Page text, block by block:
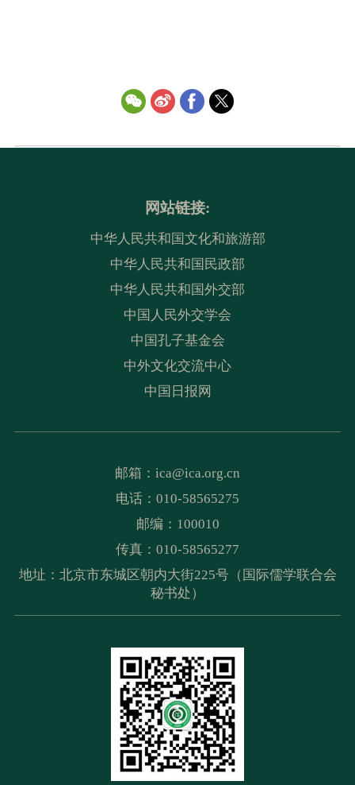
网站链接:
中华人民共和国文化和旅游部
中华人民共和国民政部
中华人民共和国外交部
中国人民外交学会
中国孔子基金会
中外文化交流中心
中国日报网
邮箱： ica@ica.org.cn
电话：010-58565275
邮编：100010
传真：010-58565277
地址：北京市东城区朝内大街225号（国际儒学联合会
秘书处）